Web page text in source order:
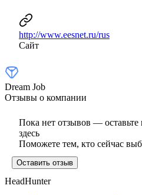
http://www.eesnet.ru/rus
Сайт
Dream Job
Отзывы о компании
Пока нет отзывов — оставьте
здесь
Поможете тем, кто сейчас
Оставить отзыв
HeadHunter